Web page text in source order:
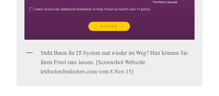
Steht Ihnen ihr IT-System mal wieder im Weg? Hier können Sie
ihren Frust raus lassen. [Screenshot Webseite
letdoctorsbedoctors.com vom 8.Nov.15]